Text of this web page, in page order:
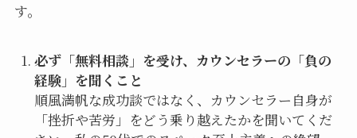
す。
必ず「無料相談」を受け、カウンセラーの「負の
経験」を聞くこと
順風満帆な成功談ではなく、カウンセラー自身が
「挫折や苦労」をどう乗り越えたかを聞いてくだ